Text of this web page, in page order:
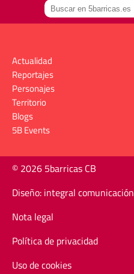
Actualidad
Reportajes
Personajes
Territorio
Blogs
5B Events
© 2026 5barricas CB
Diseño: integral comunicación
Nota legal
Política de privacidad
Uso de cookies